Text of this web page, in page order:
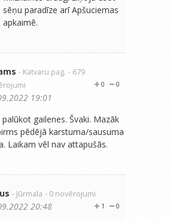
sēņu paradīze arī Apšuciemas
apkaimē.
- Katvaru pag. - 679
0
0
19:01
palūkot gailenes. Švaki. Mazāk
pēdējā karstuma/sausuma
Laikam vēl nav attapušās.
- Jūrmala - 0 novērojumi
0
1
20:48